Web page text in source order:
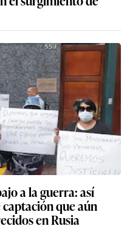
a la guerra: así
que aún
en Rusia